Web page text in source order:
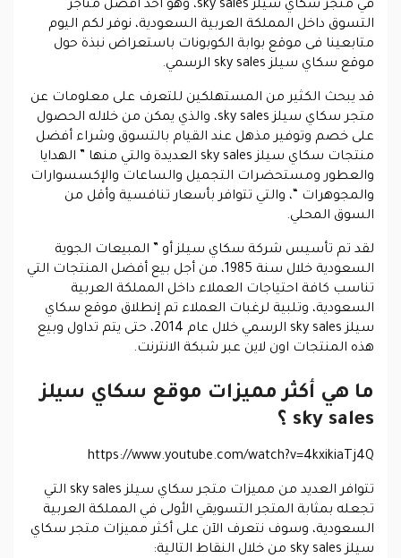
في متجر سكاي سيلز sky sales، وهو أحد أفضل متاجر
التسوق داخل المملكة العربية السعودية، نوفر لكم اليوم
متابعينا فى موقع بوابة الكوبونات باستعراض نبذة حول
موقع سكاي سيلز sky sales الرسمي.
قد يبحث الكثير من المستهلكين للتعرف على معلومات عن
متجر سكاي سيلز sky sales، والذي يمكن من خلاله الحصول
على خصم وتوفير مذهل عند القيام بالتسوق وشراء أفضل
منتجات سكاي سيلز sky sales العديدة والتي منها ” الهدايا
والعطور ومستحضرات التجميل والساعات والإكسسوارات
والمجوهرات “، والتي تتوافر بأسعار تنافسية وأقل من
السوق المحلي.
لقد تم تأسيس شركة سكاي سيلز أو ” المبيعات الجوية
السعودية خلال سنة 1985، من أجل بيع أفضل المنتجات التي
تناسب كافة احتياجات العملاء داخل المملكة العربية
السعودية، وتلبية لرغبات العملاء تم إنطلاق موقع سكاي
سيلز sky sales الرسمي خلال عام 2014، حتى يتم تداول وبيع
هذه المنتجات اون لاين عبر شبكة الانترنت.
ما هي أكثر مميزات موقع سكاي سيلز
sky sales ؟
https://www.youtube.com/watch?v=4kxikiaTj4Q
تتوافر العديد من مميزات متجر سكاي سيلز sky sales التي
تجعله بمثابة المتجر التسويقي الأولى في المملكة العربية
السعودية، وسوف نتعرف الآن على أكثر مميزات متجر سكاي
سيلز sky sales من خلال النقاط التالية: